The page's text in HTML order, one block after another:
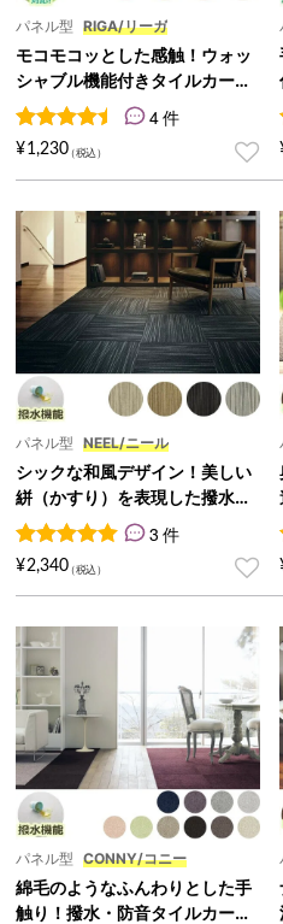
パネル型 RIGA/リーガ
モコモコッとした感触！ウォッ
シャブル機能付きタイルカーペ
ット 40cm角『RIGA/リーガ』
4
件の利用者評価に基づく5段階
4 件
¥ 1,230
パネル型 NEEL/ニール
シックな和風デザイン！美しい
絣（かすり）を表現した撥水タ
イルカーペット 50cm角『NEE
L/ニール』
3
件の利用者評価に基づく5段階
3 件
¥2,340
パネル型 CONNY/コニー
綿毛のようなふんわりとした手
触り！撥水・防音タイルカーペ